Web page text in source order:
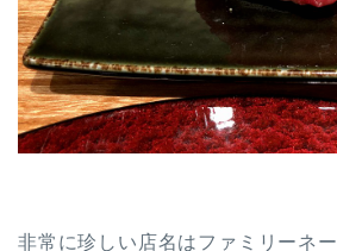
非常に珍しい店名はファミリーネ